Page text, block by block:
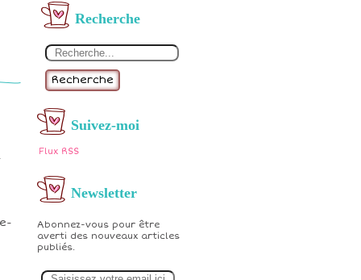
Recherche
Recherche
Suivez-moi
Flux RSS
Newsletter
Abonnez-vous pour être
averti des nouveaux articles
publiés.